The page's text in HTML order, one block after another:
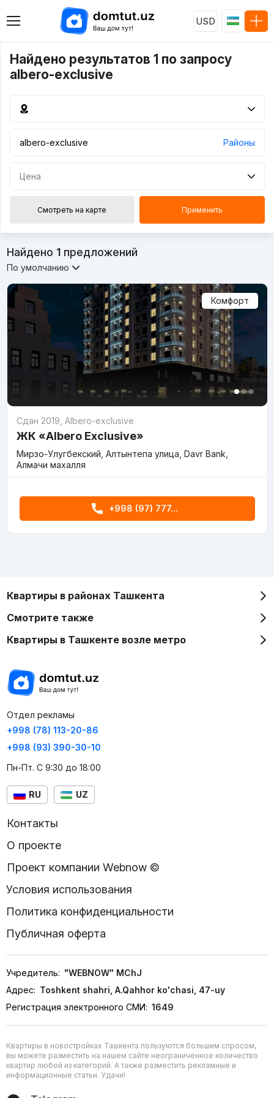
USD
Найдено результатов 1 по запросу
albero-exclusive
Районы
Цена
Смотреть на карте Применить
Найдено 1предложений
По умолчанию
Комфорт
Сдан 2019 Albero-exclusive
ЖК «Albero Exclusive»
Мирзо-Улугбекский, Алтынтепа улица, Davr Bank,
Алмачи махалля
+998 (97) 777...
Квартиры в районах Ташкента
Смотрите также
Квартиры в Ташкенте возле метро
Отдел рекламы
+998 (78) 113-20-86
+998 (93) 390-30-10
Пн-Пт. С 9:30 до 18:00
RU UZ
Контакты
О проекте
Проект компании Webnow ©
Условия использования
Политика конфиденциальности
Публичная оферта
Учредитель: "WEBNOW" MChJ
Адрес: Toshkent shahri, A.Qahhor ko'chasi, 47-uy
Регистрация электронного СМИ: 1649
Квартиры в новостройках Ташкента пользуются большим спросом,
вы можете разместить на нашем сайте неограниченное количество
квартир любой из категорий. А также разместить рекламные и
информационные статьи. Удачи!